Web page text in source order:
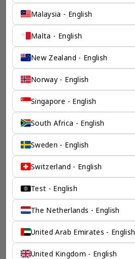
Malaysia - English
Malta - English
New Zealand - English
Norway - English
Singapore - English
South Africa - English
Sweden - English
Switzerland - English
Test - English
The Netherlands - English
United Arab Emirates - English
United Kingdom - English